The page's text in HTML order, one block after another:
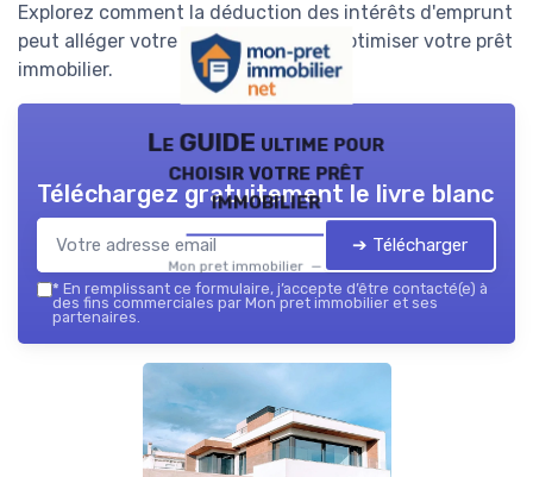
Explorez comment la déduction des intérêts d'emprunt
peut alléger votre charge fiscale et optimiser votre prêt
immobilier.
Le GUIDE ultime pour
choisir votre prêt
immobilier
Mon pret immobilier — 2026
Téléchargez gratuitement le livre blanc
➔ Télécharger
* En remplissant ce formulaire, j’accepte d’être contacté(e) à
des fins commerciales par Mon pret immobilier et ses
partenaires.